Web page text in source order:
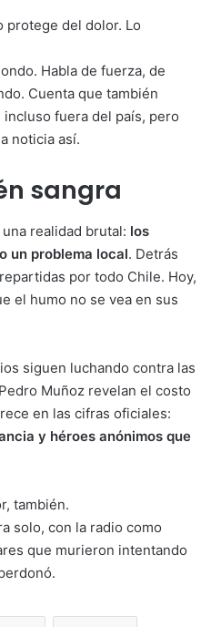
protege del dolor. Lo
Habla de fuerza, de
Cuenta que también
fuera del país, pero
noticia así.
sangra
realidad brutal: los
un problema local. Detrás
por todo Chile. Hoy,
el humo no se vea en sus
siguen luchando contra las
Muñoz revelan el costo
en las cifras oficiales:
y héroes anónimos que
también.
solo, con la radio como
que murieron intentando